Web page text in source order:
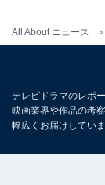
All About ニュース
・自己最高記
・目標タイム
2018年に東京
テレビドラマのレポ
映画業界や作品の考
幅広くお届けしていま